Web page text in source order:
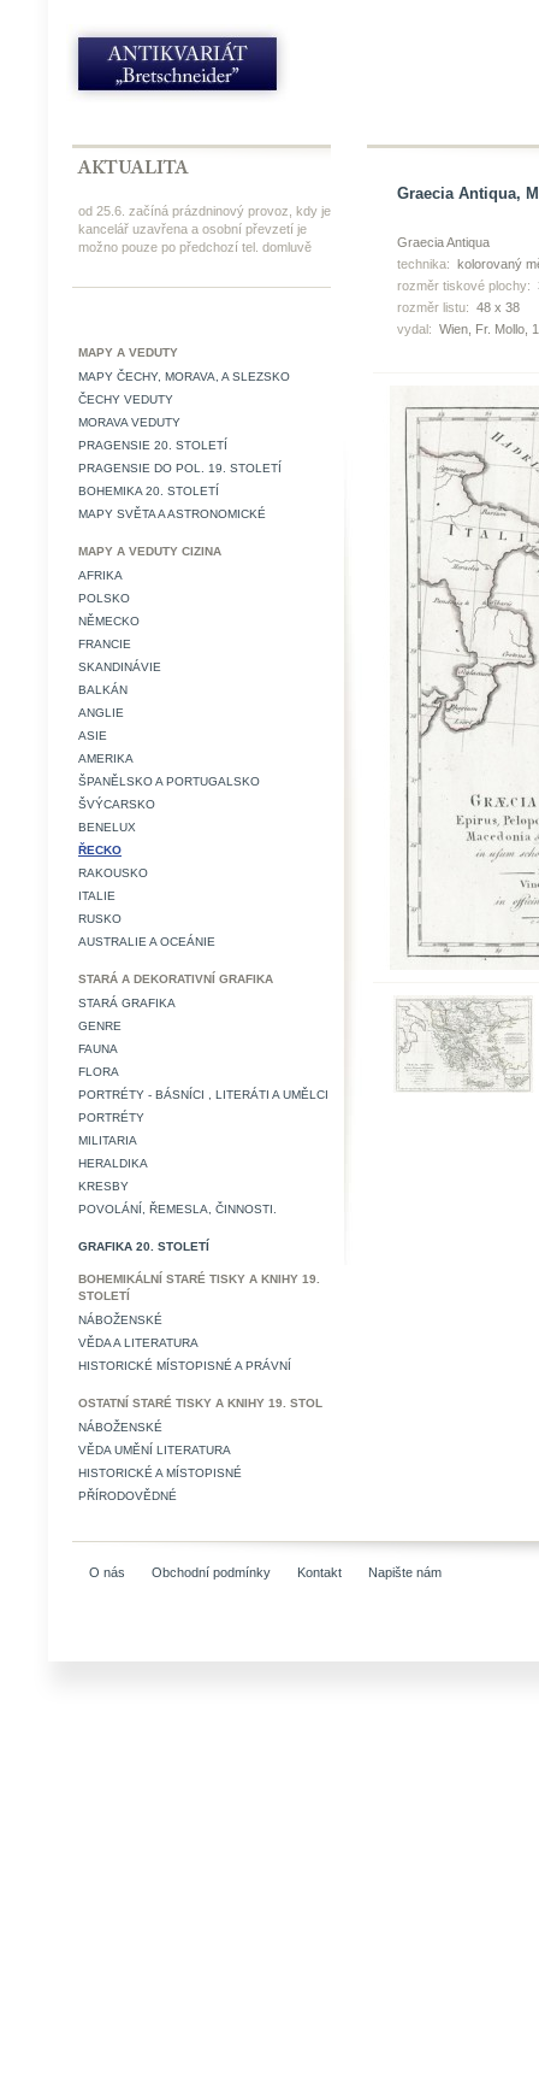
od 25.6. začíná prázdninový provoz, kdy je
kancelář uzavřena a osobní převzetí je
možno pouze po předchozí tel. domluvě
MAPY A VEDUTY
MAPY ČECHY, MORAVA, A SLEZSKO
ČECHY VEDUTY
MORAVA VEDUTY
PRAGENSIE 20. STOLETÍ
PRAGENSIE DO POL. 19. STOLETÍ
BOHEMIKA 20. STOLETÍ
MAPY SVĚTA A ASTRONOMICKÉ
MAPY A VEDUTY CIZINA
AFRIKA
POLSKO
NĚMECKO
FRANCIE
SKANDINÁVIE
BALKÁN
ANGLIE
ASIE
AMERIKA
ŠPANĚLSKO A PORTUGALSKO
ŠVÝCARSKO
BENELUX
ŘECKO
RAKOUSKO
ITALIE
RUSKO
AUSTRALIE A OCEÁNIE
STARÁ A DEKORATIVNÍ GRAFIKA
STARÁ GRAFIKA
GENRE
FAUNA
FLORA
PORTRÉTY - BÁSNÍCI , LITERÁTI A UMĚLCI
PORTRÉTY
MILITARIA
HERALDIKA
KRESBY
POVOLÁNÍ, ŘEMESLA, ČINNOSTI.
GRAFIKA 20. STOLETÍ
BOHEMIKÁLNÍ STARÉ TISKY A KNIHY 19.
STOLETÍ
NÁBOŽENSKÉ
VĚDA A LITERATURA
HISTORICKÉ MÍSTOPISNÉ A PRÁVNÍ
OSTATNÍ STARÉ TISKY A KNIHY 19. STOL
NÁBOŽENSKÉ
VĚDA UMĚNÍ LITERATURA
HISTORICKÉ A MÍSTOPISNÉ
PŘÍRODOVĚDNÉ
Graecia Antiqua,
Graecia Antiqua
technika: kolorovaný
rozměr tiskové plochy:
rozměr listu: 48 x 38
vydal: Wien, Fr. Mollo,
O nás Obchodní podmínky Kontakt Napište nám